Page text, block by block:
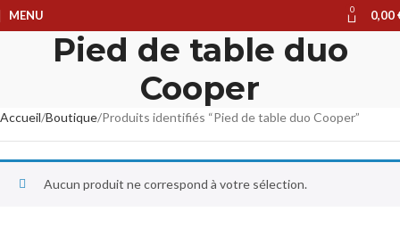
MENU 0 0,00
Pied de table duo
Cooper
Accueil Boutique Produits identifiés “Pied de table duo Cooper”
Aucun produit ne correspond à votre sélection.